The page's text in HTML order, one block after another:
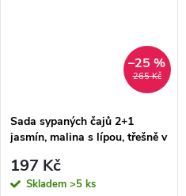
265 Kč
–25 %
Sada sypaných čajů 2+1
jasmín, malina s lípou, třešně v
197 Kč
Skladem >5 ks